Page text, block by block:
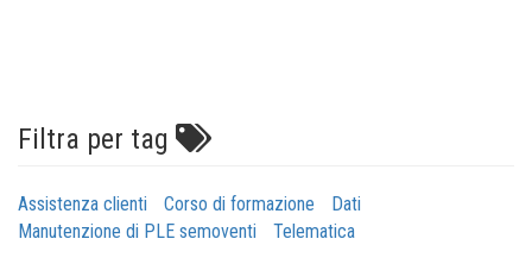
Filtra per tag
Assistenza clienti Corso di formazione
Dati
Manutenzione di PLE semoventi
Telematica